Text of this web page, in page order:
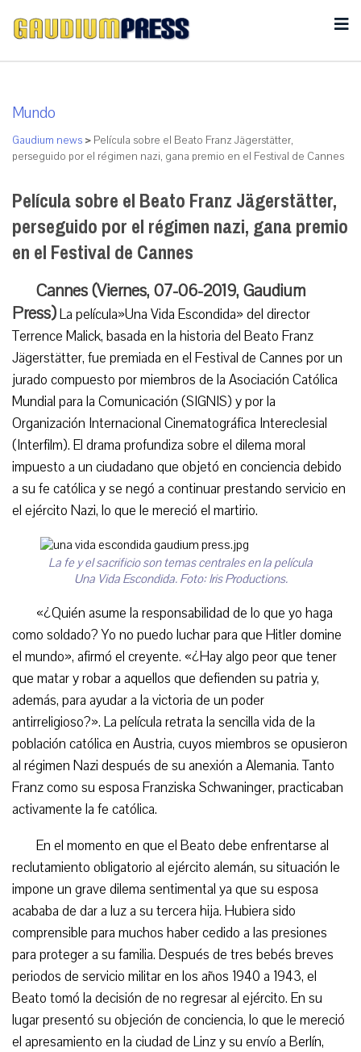
Mundo
Gaudium news > Película sobre el Beato Franz Jägerstätter,
perseguido por el régimen nazi, gana premio en el Festival de Cannes
Película sobre el Beato Franz Jägerstätter,
perseguido por el régimen nazi, gana premio
en el Festival de Cannes
Cannes (Viernes, 07-06-2019, Gaudium
Press)La película»Una Vida Escondida» del director
Terrence Malick, basada en la historia del Beato Franz
Jägerstätter, fue premiada en el Festival de Cannes por un
jurado compuesto por miembros de la Asociación Católica
Mundial para la Comunicación (SIGNIS) y por la
Organización Internacional Cinematográfica Intereclesial
(Interfilm). El drama profundiza sobre el dilema moral
impuesto a un ciudadano que objetó en conciencia debido
a su fe católica y se negó a continuar prestando servicio en
el ejército Nazi, lo que le mereció el martirio.
La fe y el sacrificio son temas centrales en la película
Una Vida Escondida. Foto: Iris Productions.
«¿Quién asume la responsabilidad de lo que yo haga
como soldado? Yo no puedo luchar para que Hitler domine
el mundo», afirmó el creyente. «¿Hay algo peor que tener
que matar y robar a aquellos que defienden su patria y,
además, para ayudar a la victoria de un poder
antirreligioso?». La película retrata la sencilla vida de la
población católica en Austria, cuyos miembros se opusieron
al régimen Nazi después de su anexión a Alemania. Tanto
Franz como su esposa Franziska Schwaninger, practicaban
activamente la fe católica.
En el momento en que el Beato debe enfrentarse al
reclutamiento obligatorio al ejército alemán, su situación le
impone un grave dilema sentimental ya que su esposa
acababa de dar a luz a su tercera hija. Hubiera sido
comprensible para muchos haber cedido a las presiones
para proteger a su familia. Después de tres bebés breves
periodos de servicio militar en los años 1940 a 1943, el
Beato tomó la decisión de no regresar al ejército. En su
lugar presentó su objeción de conciencia, lo que le mereció
el apresamiento en la ciudad de Linz y su envío a Berlín,